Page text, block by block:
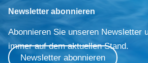
Newsletter abonnieren
Abonnieren Sie unseren Newsletter
immer auf dem aktuellen Stand.
Newsletter abonnieren